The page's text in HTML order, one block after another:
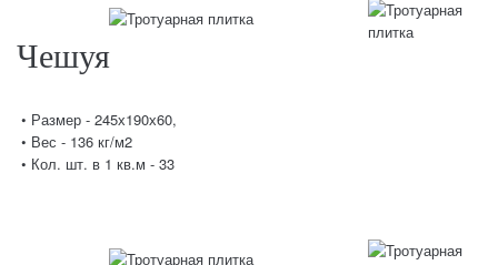
Чешуя
• Размер - 245х190х60,
• Вес - 136 кг/м2
• Кол. шт. в 1 кв.м - 33